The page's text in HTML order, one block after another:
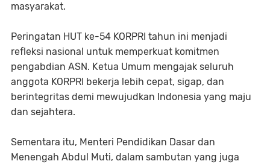
masyarakat.
Peringatan HUT ke-54 KORPRI tahun ini menjadi
refleksi nasional untuk memperkuat komitmen
pengabdian ASN. Ketua Umum mengajak seluruh
anggota KORPRI bekerja lebih cepat, sigap, dan
berintegritas demi mewujudkan Indonesia yang maju
dan sejahtera.
Sementara itu, Menteri Pendidikan Dasar dan
Menengah Abdul Muti, dalam sambutan yang juga